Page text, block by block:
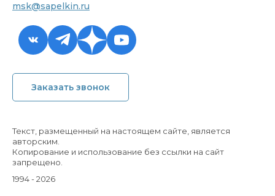
+7 (383) 319-78-78
msk@sapelkin.ru
Обратный звонок
msk@sapelkin.ru
Заказать звонок
Текст, размещенный на настоящем сайте, является
авторским.
Копирование и использование без ссылки на сайт
запрещено.
1994 - 2026